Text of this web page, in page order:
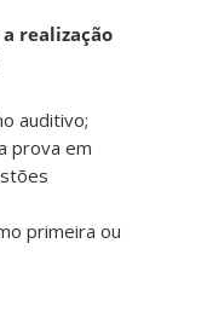
realização
auditivo;
prova em
primeira ou